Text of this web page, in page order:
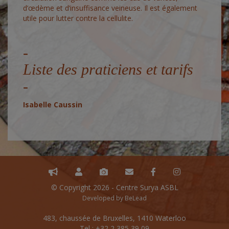
d’œdème et d’insuffisance veineuse. Il est également
utile pour lutter contre la cellulite.
Liste des praticiens et tarifs
Isabelle Caussin
© Copyright 2026 - Centre Surya ASBL
Developed by BeLead
483, chaussée de Bruxelles, 1410 Waterloo